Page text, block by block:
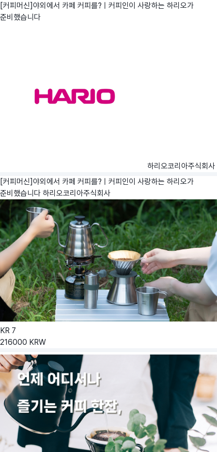
[커피머신]야외에서 카페 커피를?ㅣ커피인이 사랑하는 하리오가
준비했습니다
하리오코리아주식회사
[커피머신]야외에서 카페 커피를?ㅣ커피인이 사랑하는 하리오가
준비했습니다 하리오코리아주식회사
KR 7
216000 KRW